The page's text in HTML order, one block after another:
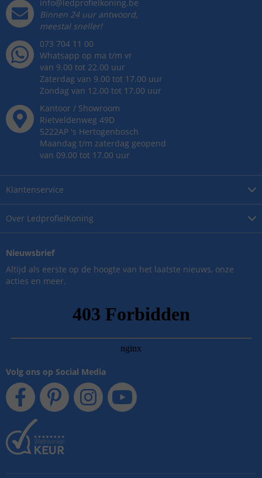
Over LedprofielKoning
Klantenservice
info@ledprofielkoning.be
Binnen 24 uur antwoord,
meestal sneller!
073 704 11 00
Whatsapp op ma t/m vr
van 9.00 tot 22.00 uur
Zaterdag van 9.00 tot 17.00 uur
Zondag van 12.00 tot 17.00 uur
Kantoor / Showroom
Rietveldenweg 49D
5222AP 's Hertogenbosch
Maandag t/m zaterdag geopend
van 09.00 tot 17.00 uur
Nieuwsbrief
Altijd als eerste op de hoogte van het laatste nieuws, onze
acties en meer.
Volg ons op Social Media